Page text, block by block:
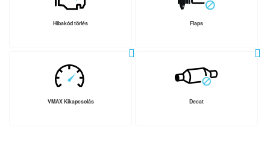
Hibakód törlés Flaps
VMAX Kikapcsolás Decat